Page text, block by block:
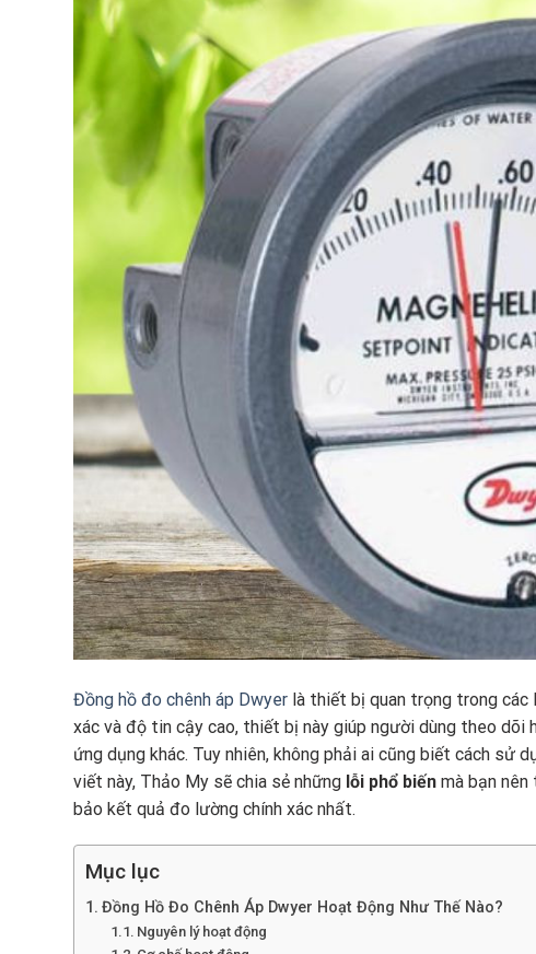
Đồng hồ đo chênh áp Dwyer là thiết bị quan trọng trong các
xác và độ tin cậy cao, thiết bị này giúp người dùng theo dõi
ứng dụng khác. Tuy nhiên, không phải ai cũng biết cách sử
viết này, Thảo My sẽ chia sẻ những lỗi phổ biến mà bạn
bảo kết quả đo lường chính xác nhất.
Mục lục
Đồng Hồ Đo Chênh Áp Dwyer Hoạt Động Như Thế Nào?
Nguyên lý hoạt động